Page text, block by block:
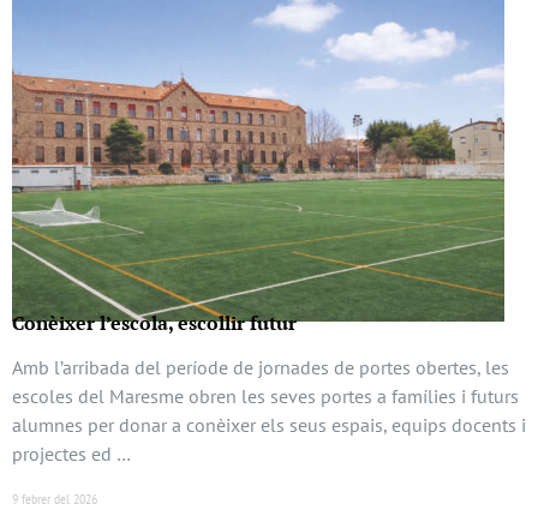
Conèixer l’escola, escollir futur
Amb l’arribada del període de jornades de portes obertes, les
escoles del Maresme obren les seves portes a famílies i futurs
alumnes per donar a conèixer els seus espais, equips docents i
projectes ed …
9 febrer del 2026